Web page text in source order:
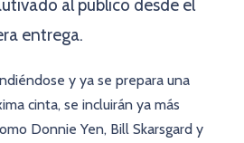
al público desde el
entrega.
y ya se prepara una
cinta, se incluirán ya más
Donnie Yen, Bill Skarsgard y